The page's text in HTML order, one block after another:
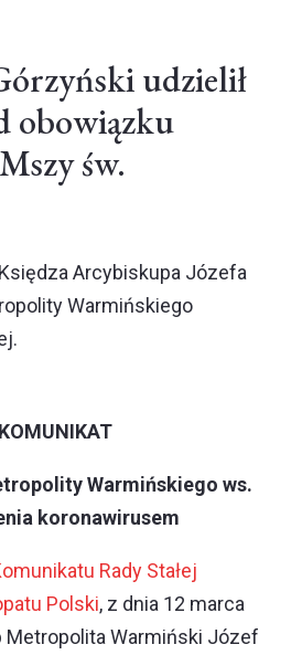
udzielił
obowiązku
św.
Arcybiskupa Józefa
Warmińskiego
KOMUNIKAT
Warmińskiego ws.
koronawirusem
Rady Stałej
Polski, z dnia 12 marca
Metropolita Warmiński Józef